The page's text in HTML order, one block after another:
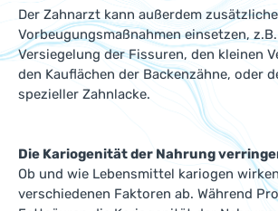
Der Zahnarzt kann außerdem zusätzliche
Vorbeugungsmaßnahmen einsetzen,
Versiegelung der Fissuren, den kleinen
den Kauflächen der Backenzähne, oder
spezieller Zahnlacke.
Die Kariogenität der Nahrung
Ob und wie Lebensmittel kariogen
verschiedenen Faktoren ab. Während